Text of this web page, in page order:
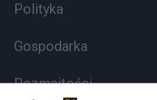
Polityka
Gospodarka
Rozmaitości